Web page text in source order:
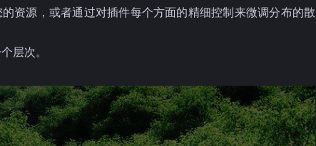
源，或者通过对插件每个方面的精细控制来微调分布的散
层次。